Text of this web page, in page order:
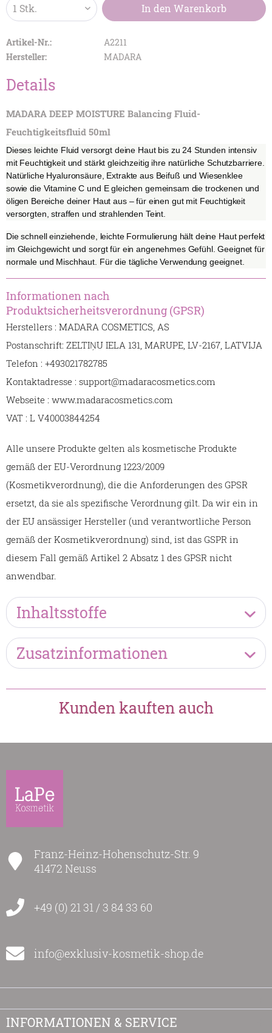
In den Warenkorb
Artikel-Nr.:
A2211
Hersteller:
MADARA
Details
MADARA DEEP MOISTURE Balancing Fluid-
Feuchtigkeitsfluid 50ml
Dieses leichte Fluid versorgt deine Haut bis zu 24 Stunden intensiv
mit Feuchtigkeit und stärkt gleichzeitig ihre natürliche Schutzbarriere.
Natürliche Hyaluronsäure, Extrakte aus Beifuß und Wiesenklee
sowie die Vitamine C und E gleichen gemeinsam die trockenen und
öligen Bereiche deiner Haut aus – für einen gut mit Feuchtigkeit
versorgten, straffen und strahlenden Teint.
Die schnell einziehende, leichte Formulierung hält deine Haut perfekt
im Gleichgewicht und sorgt für ein angenehmes Gefühl. Geeignet für
normale und Mischhaut. Für die tägliche Verwendung geeignet.
Informationen nach
Produktsicherheitsverordnung (GPSR)
Herstellers : MADARA COSMETICS, AS
Postanschrift: ZELTIŅU IELA 131, MARUPE, LV-2167, LATVIJA
Telefon : +493021782785
Kontaktadresse : support@madaracosmetics.com
Webseite : www.madaracosmetics.com
VAT : L V40003844254
Alle unsere Produkte gelten als kosmetische Produkte
gemäß der EU-Verordnung 1223/2009
(Kosmetikverordnung), die die Anforderungen des GPSR
ersetzt, da sie als spezifische Verordnung gilt. Da wir ein in
der EU ansässiger Hersteller (und verantwortliche Person
gemäß der Kosmetikverordnung) sind, ist das GSPR in
diesem Fall gemäß Artikel 2 Absatz 1 des GPSR nicht
anwendbar.
Inhaltsstoffe
Zusatzinformationen
Kunden kauften auch
Franz-Heinz-Hohenschutz-Str. 9
41472 Neuss
+49 (0) 21 31 / 3 84 33 60
info@exklusiv-kosmetik-shop.de
INFORMATIONEN & SERVICE